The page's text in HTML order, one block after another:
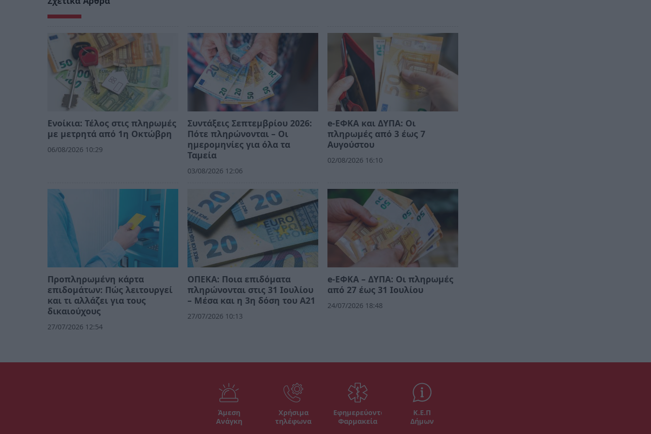
Ενοίκια: Τέλος στις πληρωμές
με μετρητά από 1η Οκτώβρη
06/08/2026 10:29
Συντάξεις Σεπτεμβρίου 2026:
Πότε πληρώνονται – Οι
ημερομηνίες για όλα τα
Ταμεία
03/08/2026 12:06
e-ΕΦΚΑ και ΔΥΠΑ: Οι
πληρωμές από 3 έως 7
Αυγούστου
02/08/2026 16:10
Προπληρωμένη κάρτα
επιδομάτων: Πώς λειτουργεί
και τι αλλάζει για τους
δικαιούχους
27/07/2026 12:54
ΟΠΕΚΑ: Ποια επιδόματα
πληρώνονται στις 31 Ιουλίου
– Μέσα και η 3η δόση του Α21
27/07/2026 10:13
e-ΕΦΚΑ – ΔΥΠΑ: Οι πληρωμές
από 27 έως 31 Ιουλίου
24/07/2026 18:48
Άμεση
Ανάγκη
Χρήσιμα
τηλέφωνα
Εφημερεύοντα
Φαρμακεία
Κ.Ε.Π
Δήμων